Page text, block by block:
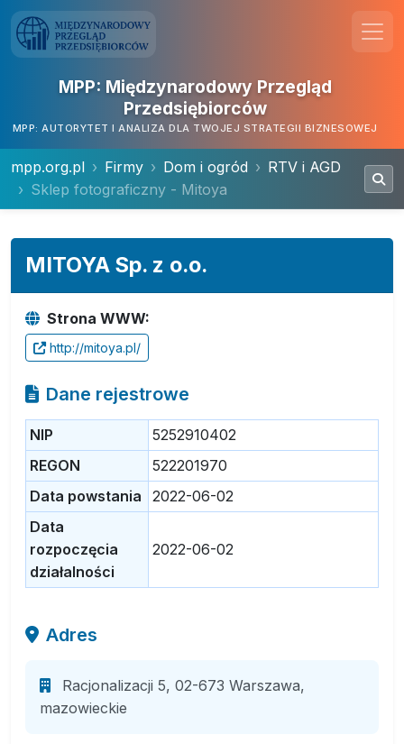
MPP: Międzynarodowy Przegląd
Przedsiębiorców
MPP: AUTORYTET I ANALIZA DLA TWOJEJ STRATEGII BIZNESOWEJ
mpp.org.pl Firmy Dom i ogród
RTV i AGD
Sklep fotograficzny - Mitoya
MITOYA Sp. z o.o.
Strona WWW:
http://mitoya.pl/
Dane rejestrowe
NIP
5252910402
REGON
522201970
Data powstania
2022-06-02
Data
rozpoczęcia
działalności
2022-06-02
Adres
Racjonalizacji 5, 02-673 Warszawa,
mazowieckie